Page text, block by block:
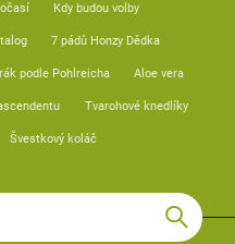
Kdy budou volby
7 pádů Honzy Dědka
podle Pohlreicha Aloe vera
Tvarohové knedlíky
Švestkový koláč